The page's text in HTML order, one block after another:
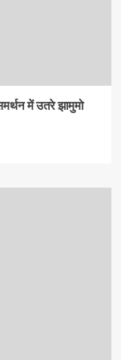
में उतरे झामुमो